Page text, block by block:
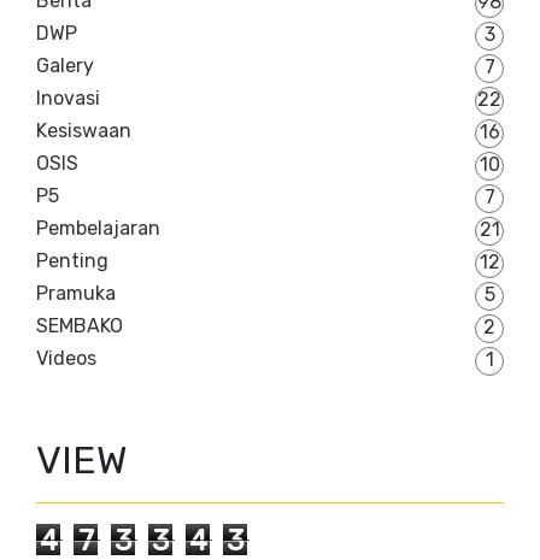
DWP
3
Galery
7
Inovasi
22
Kesiswaan
16
OSIS
10
P5
7
Pembelajaran
21
Penting
12
Pramuka
5
SEMBAKO
2
Videos
1
VIEW
4 7 3 3 4 3